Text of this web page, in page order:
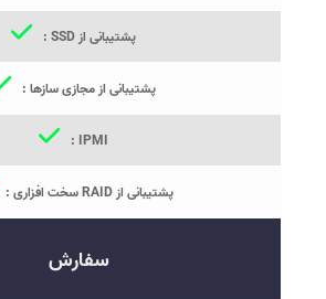
پشتیبانی از SSD :
پشتیبانی از مجازی سازها :
IPMI :
پشتیبانی از RAID سخت افزاری :
سفارش